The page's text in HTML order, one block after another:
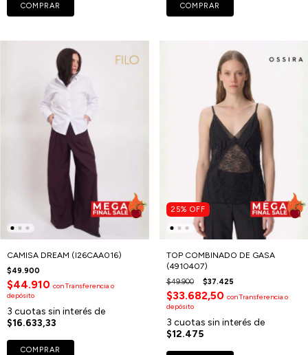
COMPRAR COMPRAR
CAMISA DREAM (I26CAA016)
$49.900
$44.910 conTransferencia o
depósito
3 cuotas sin interés de
$16.633,33
COMPRAR
25% OFF
TOP COMBINADO DE GASA
(4910407)
$49.900 $37.425
$33.682,50 conTransferencia o
depósito
3 cuotas sin interés de
$12.475